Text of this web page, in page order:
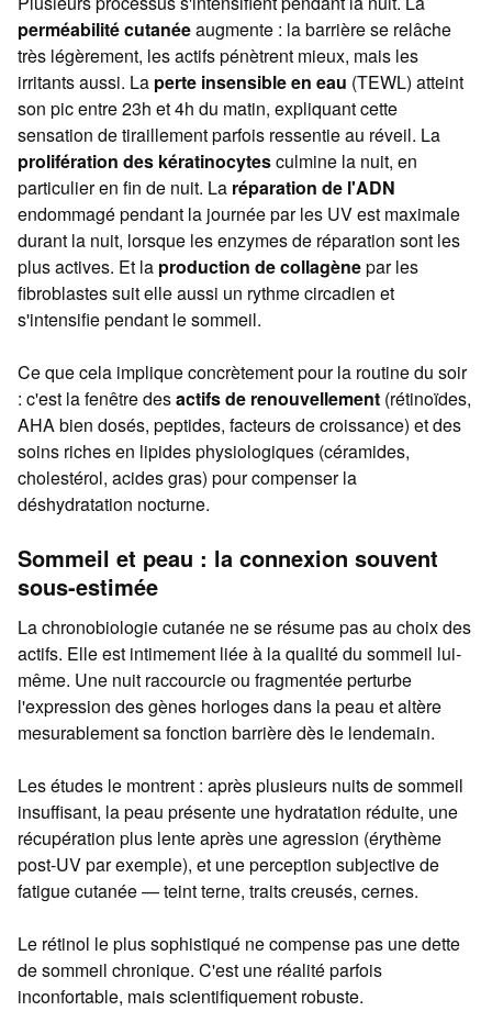
perméabilité cutanéeaugmente : la barrière se relâche
très légèrement, les actifs pénètrent mieux, mais les
irritants aussi. La perte insensible en eau (TEWL) atteint
son pic entre 23h et 4h du matin, expliquant cette
sensation de tiraillement parfois ressentie au réveil. La
prolifération des kératinocytesculmine la nuit, en
particulier en fin de nuit. La réparation de l'ADN
endommagé pendant la journée par les UV est maximale
durant la nuit, lorsque les enzymes de réparation sont les
plus actives. Et la production de collagènepar les
fibroblastes suit elle aussi un rythme circadien et
s'intensifie pendant le sommeil.
Ce que cela implique concrètement pour la routine du soir
: c'est la fenêtre desactifs de renouvellement (rétinoïdes,
AHA bien dosés, peptides, facteurs de croissance) et des
soins riches en lipides physiologiques (céramides,
cholestérol, acides gras) pour compenser la
déshydratation nocturne.
Sommeil et peau : la connexion souvent
sous-estimée
La chronobiologie cutanée ne se résume pas au choix des
actifs. Elle est intimement liée à la qualité du sommeil lui-
même. Une nuit raccourcie ou fragmentée perturbe
l'expression des gènes horloges dans la peau et altère
mesurablement sa fonction barrière dès le lendemain.
Les études le montrent : après plusieurs nuits de sommeil
insuffisant, la peau présente une hydratation réduite, une
récupération plus lente après une agression (érythème
post-UV par exemple), et une perception subjective de
fatigue cutanée — teint terne, traits creusés, cernes.
Le rétinol le plus sophistiqué ne compense pas une dette
de sommeil chronique. C'est une réalité parfois
inconfortable, mais scientifiquement robuste.